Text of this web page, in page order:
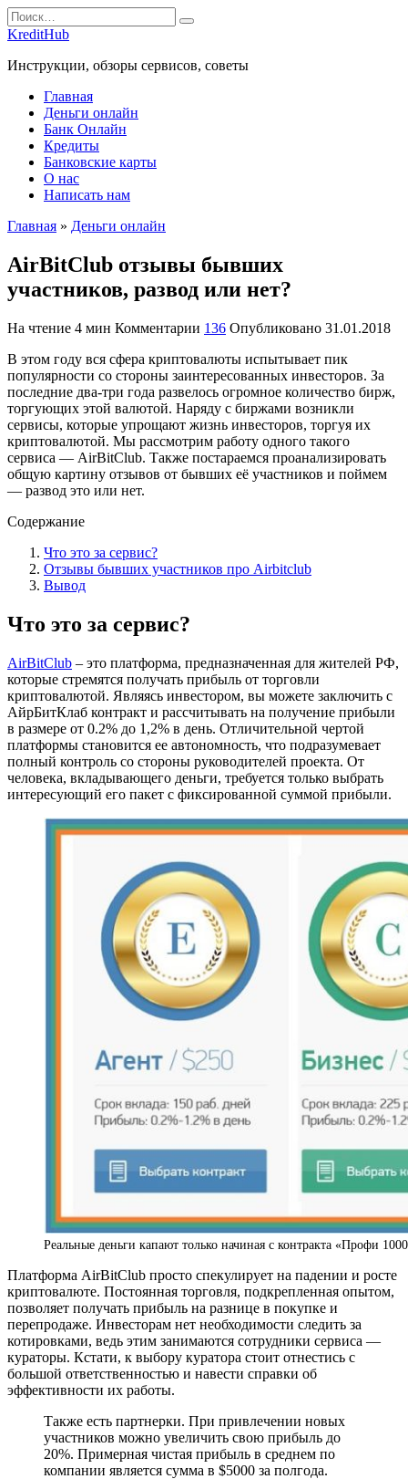
Перейти
к
Search
for:
KreditHub
Инструкции, обзоры сервисов, советы
Главная
Деньги онлайн
Банк Онлайн
Кредиты
Банковские карты
О нас
Написать нам
Главная » Деньги онлайн
AirBitClub отзывы бывших
участников, развод или нет?
На чтение 4 мин Комментарии 136 Опубликовано 31.01.2018
В этом году вся сфера криптовалюты испытывает пик
популярности со стороны заинтересованных инвесторов. За
последние два-три года развелось огромное количество бирж,
торгующих этой валютой. Наряду с биржами возникли
сервисы, которые упрощают жизнь инвесторов, торгуя их
криптовалютой. Мы рассмотрим работу одного такого
сервиса — AirBitClub. Также постараемся проанализировать
общую картину отзывов от бывших её участников и поймем
— развод это или нет.
Содержание
Что это за сервис?
Отзывы бывших участников про Airbitclub
Вывод
Что это за сервис?
AirBitClub – это платформа, предназначенная для жителей РФ,
которые стремятся получать прибыль от торговли
криптовалютой. Являясь инвестором, вы можете заключить с
АйрБитКлаб контракт и рассчитывать на получение прибыли
в размере от 0.2% до 1,2% в день. Отличительной чертой
платформы становится ее автономность, что подразумевает
полный контроль со стороны руководителей проекта. От
человека, вкладывающего деньги, требуется только выбрать
интересующий его пакет с фиксированной суммой прибыли.
Реальные деньги капают только начиная с контракта «Профи
Платформа AirBitClub просто спекулирует на падении и росте
криптовалюте. Постоянная торговля, подкрепленная опытом,
позволяет получать прибыль на разнице в покупке и
перепродаже. Инвесторам нет необходимости следить за
котировками, ведь этим занимаются сотрудники сервиса —
кураторы. Кстати, к выбору куратора стоит отнестись с
большой ответственностью и навести справки об
эффективности их работы.
Также есть партнерки. При привлечении новых
участников можно увеличить свою прибыль до
20%. Примерная чистая прибыль в среднем по
компании является сумма в $5000 за полгода.